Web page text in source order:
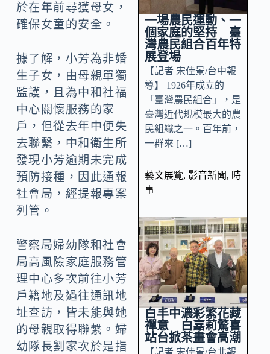
於在年前尋獲母女，
確保女童的安全。
據了解，小芳為非婚
生子女，由母親單獨
監護，且為中和社福
中心關懷服務的家
戶，但從去年中便失
去聯繫，中和衛生所
發現小芳逾期未完成
預防接種，因此通報
社會局，經提報專案
列管。
警察局婦幼隊和社會
局高風險家庭服務管
理中心多次前往小芳
戶籍地及過往通訊地
址查訪，皆未能與她
的母親取得聯繫。婦
幼隊長劉家次於是指
一場農民運動、一
個家庭的堅持 臺
灣農民組合百年特
展登場
【記者 宋佳景/台中報
導】 1926年成立的
「臺灣農民組合」，是
臺灣近代規模最大的農
民組織之一。百年前，
一群來 […]
藝文展覽, 影音新聞, 時
事
白丰中濃彩繁花藏
禪意 白嘉莉驚喜
站台掀茶畫會高潮
【記者 宋佳景/台北報